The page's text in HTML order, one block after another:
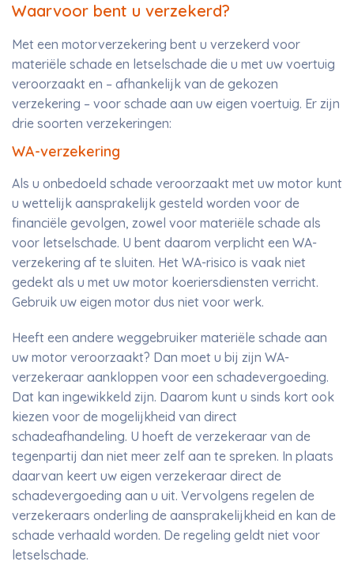
Waarvoor bent u verzekerd?
Met een motorverzekering bent u verzekerd voor
materiële schade en letselschade die u met uw voertuig
veroorzaakt en – afhankelijk van de gekozen
verzekering – voor schade aan uw eigen voertuig. Er zijn
drie soorten verzekeringen:
WA-verzekering
Als u onbedoeld schade veroorzaakt met uw motor kunt
u wettelijk aansprakelijk gesteld worden voor de
financiële gevolgen, zowel voor materiële schade als
voor letselschade. U bent daarom verplicht een WA-
verzekering af te sluiten. Het WA-risico is vaak niet
gedekt als u met uw motor koeriersdiensten verricht.
Gebruik uw eigen motor dus niet voor werk.
Heeft een andere weggebruiker materiële schade aan
uw motor veroorzaakt? Dan moet u bij zijn WA-
verzekeraar aankloppen voor een schadevergoeding.
Dat kan ingewikkeld zijn. Daarom kunt u sinds kort ook
kiezen voor de mogelijkheid van direct
schadeafhandeling. U hoeft de verzekeraar van de
tegenpartij dan niet meer zelf aan te spreken. In plaats
daarvan keert uw eigen verzekeraar direct de
schadevergoeding aan u uit. Vervolgens regelen de
verzekeraars onderling de aansprakelijkheid en kan de
schade verhaald worden. De regeling geldt niet voor
letselschade.